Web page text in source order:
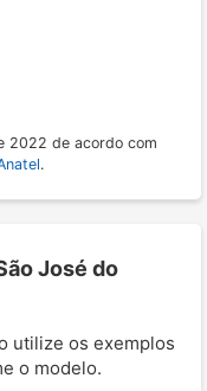
2022 de acordo com
.
José do
utilize os exemplos
o modelo.